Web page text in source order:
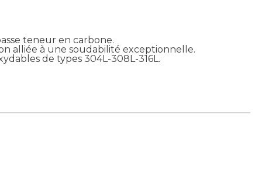
teneur en carbone.
alliée à une soudabilité exceptionnelle.
de types 304L-308L-316L.